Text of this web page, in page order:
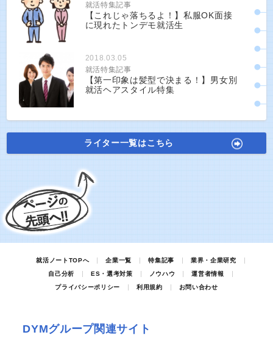
就活特集記事
【これじゃ落ちるよ！】私服OK面接
に現れたトンデモ就活生
2018.03.05
就活特集記事
【第一印象は髪型で決まる！】男女別
就活ヘアスタイル特集
ライター一覧はこちら
就活ノートTOPへ 企業一覧 特集記事
業界・企業研究
自己分析
ES・選考対策 ノウハウ
運営者情報
プライバシーポリシー
利用規約 お問い合わせ
DYMグループ関連サイト